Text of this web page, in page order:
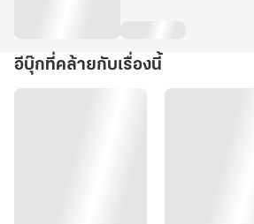
อีบุ๊กที่คล้ายกับเรื่องนี้